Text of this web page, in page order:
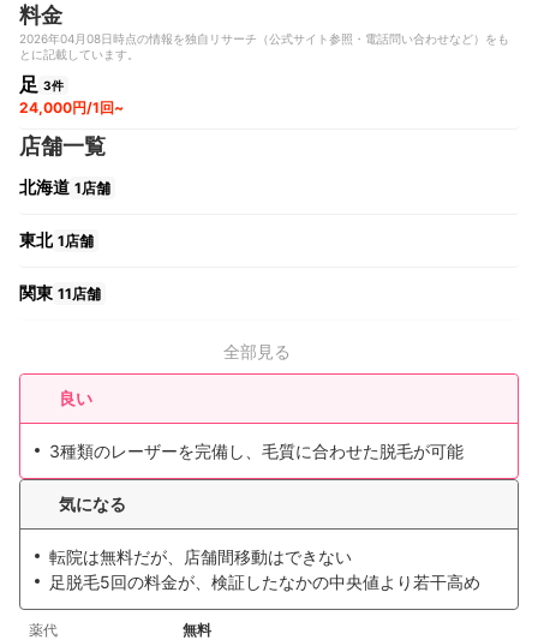
料金
2026年04月08日時点の情報を独自リサーチ（公式サイト参照・電話問い合わせなど）をも
とに記載しています。
足 3件
24,000円/1回~
店舗一覧
北海道 1店舗
東北 1店舗
関東 11店舗
4店舗
中国・四国 1店舗
九州・沖縄 1店舗
全部見る
良い
3種類のレーザーを完備し、毛質に合わせた脱毛が可能
気になる
転院は無料だが、店舗間移動はできない
足脱毛5回の料金が、検証したなかの中央値より若干高め
薬代 無料